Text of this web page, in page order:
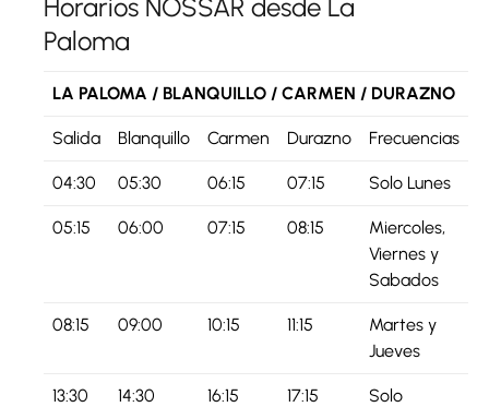
Horarios NOSSAR desde La
Paloma
LA PALOMA / BLANQUILLO / CARMEN / DURAZNO
Salida Blanquillo Carmen Durazno Frecuencias
04:30 05:30 06:15 07:15 Solo Lunes
05:15 06:00 07:15 08:15
Miercoles,
Viernes y
Sabados
08:15 09:00 10:15 11:15
Martes y
Jueves
13:30 14:30 16:15 17:15
Solo